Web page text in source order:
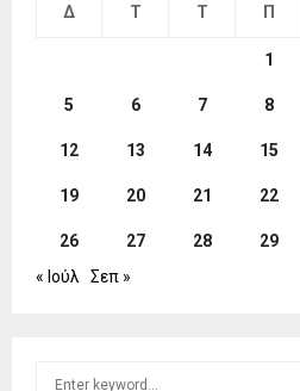
Δ Τ Τ Π
1
5 6 7 8
12 13 14 15
19 20 21 22
26 27 28 29
« Ιούλ
Σεπ »